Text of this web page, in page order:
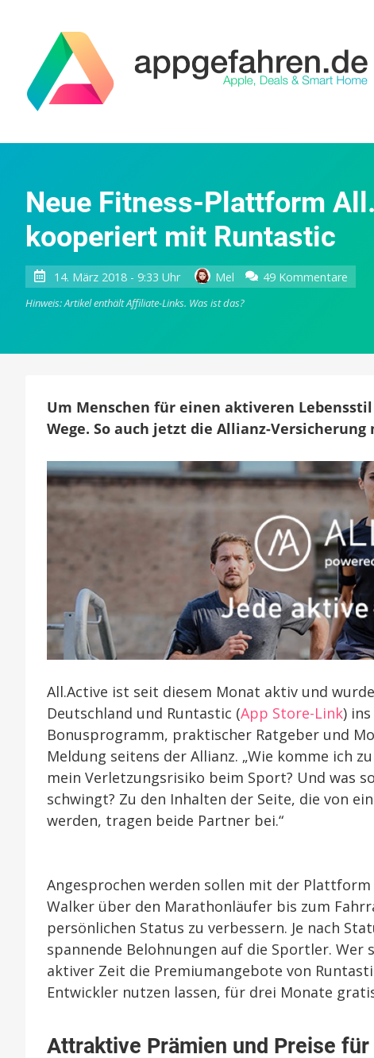
Neue Fitness-Plattform
kooperiert mit Runtastic
14. März 2018 - 9:33 Uhr Mel 49 Kommentare
Hinweis: Artikel enthält Affiliate-Links. Was ist das?
Um Menschen für einen aktiveren
Wege. So auch jetzt die Allianz-
All.Active ist seit diesem Monat aktiv und
Deutschland und Runtastic (App Store-Link)
Bonusprogramm, praktischer Ratgeber und
Meldung seitens der Allianz. „Wie komme ich
mein Verletzungsrisiko beim Sport? Und was
schwingt? Zu den Inhalten der Seite, die von
werden, tragen beide Partner bei.“
Angesprochen werden sollen mit der
Walker über den Marathonläufer bis zum
persönlichen Status zu verbessern. Je nach
spannende Belohnungen auf die Sportler.
aktiver Zeit die Premiumangebote von
Entwickler nutzen lassen, für drei Monate
Attraktive Prämien und Preise